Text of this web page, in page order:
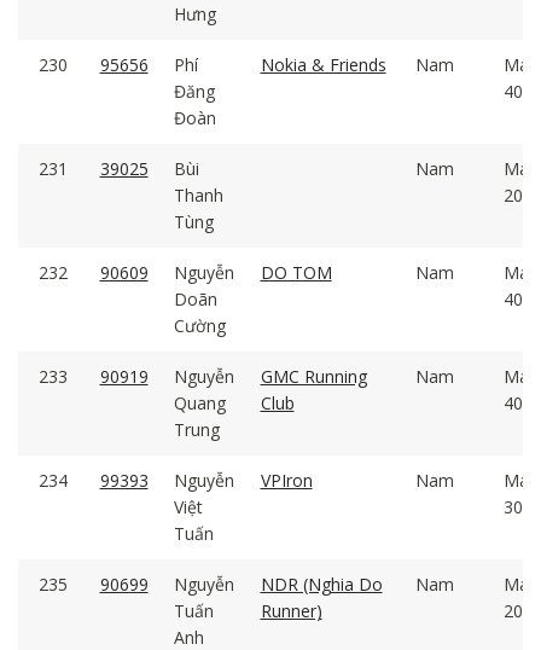
Hưng
230 95656
Phí
Đăng
Đoàn
Nokia & Friends Nam
Male
40 -
231 39025
Bùi
Thanh
Tùng
Nam
Male
20 -
232 90609
Nguyễn
Doãn
Cường
DO TOM Nam
Male
40 -
233 90919
Nguyễn
Quang
Trung
GMC Running
Club
Nam
Male
40 -
234 99393
Nguyễn
Việt
Tuấn
VPIron Nam
Male
30 -
235 90699
Nguyễn
Tuấn
Anh
NDR (Nghia Do
Runner)
Nam
Male
20 -